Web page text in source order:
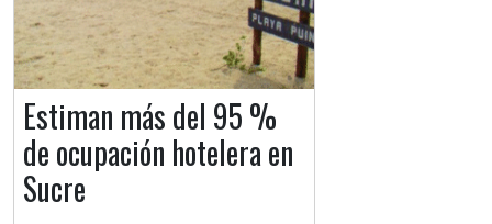
Estiman más del 95 %
de ocupación hotelera en
Sucre